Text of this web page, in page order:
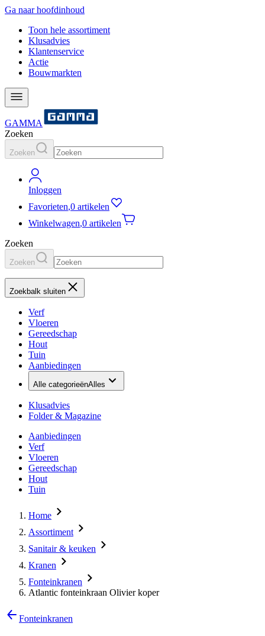
Ga naar hoofdinhoud
Toon hele assortiment
Klusadvies
Klantenservice
Actie
Bouwmarkten
GAMMA
Zoeken
Zoeken
Inloggen
Favorieten,0 artikelen
Winkelwagen,0 artikelen
Zoeken
Zoeken
Zoekbalk sluiten
Verf
Vloeren
Gereedschap
Hout
Tuin
Aanbiedingen
Alle categorieënAlles
Klusadvies
Folder & Magazine
Aanbiedingen
Verf
Vloeren
Gereedschap
Hout
Tuin
Home
Assortiment
Sanitair & keuken
Kranen
Fonteinkranen
Atlantic fonteinkraan Olivier koper
Fonteinkranen